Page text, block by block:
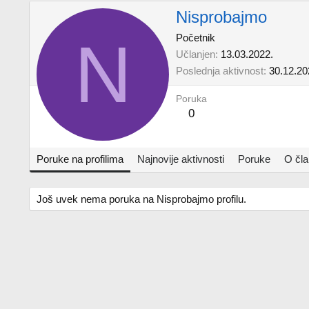
N
Nisprobajmo
Početnik
Učlanjen 13.03.2022.
Poslednja aktivnost
Poruka
0
Poruke na profilima Najnovije aktivnosti Poruke O
Još uvek nema poruka na Nisprobajmo profilu.